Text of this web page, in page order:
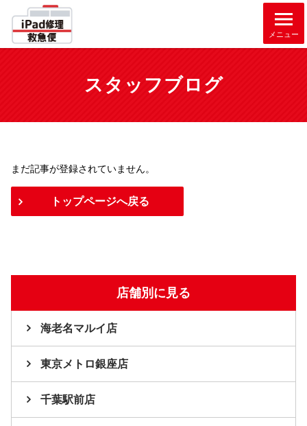
メニュー
スタッフブログ
まだ記事が登録されていません。
トップページへ戻る
店舗別に見る
海老名マルイ店
東京メトロ銀座店
千葉駅前店